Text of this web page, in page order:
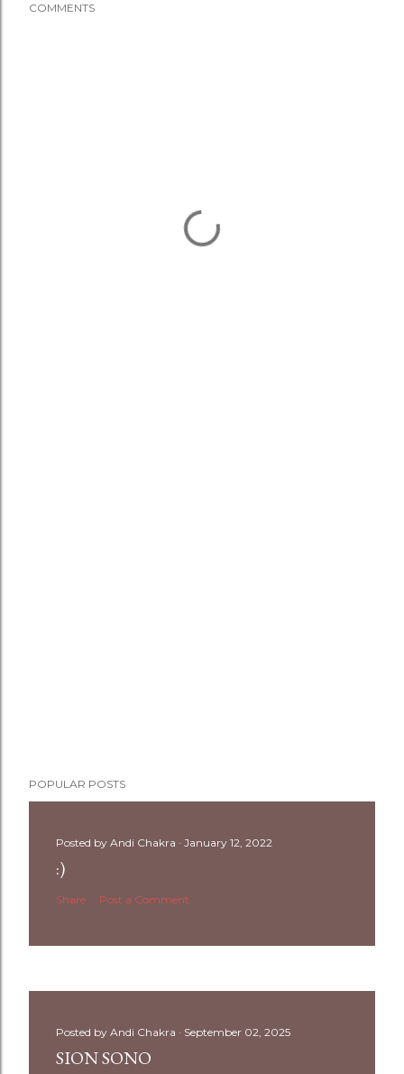
COMMENTS
POPULAR POSTS
Posted by Andi Chakra January 12, 2022
:)
Share Post a Comment
Posted by Andi Chakra September 02, 2025
SION SONO